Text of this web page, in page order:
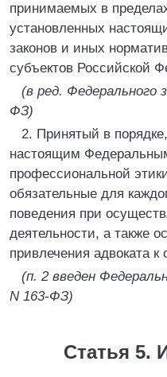
принимаемых в
установленных
законов и иных
субъектов Российской
(в ред. Федерального
ФЗ)
2. Принятый в
настоящим
профессиональной
обязательные для
поведения при
деятельности, а также
привлечения адвоката к
(п. 2 введен
N 163-ФЗ)
Статья 5.